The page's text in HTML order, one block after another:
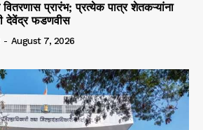
प्रारंभ; प्रत्येक पात्र शेतकऱ्यांना
देवेंद्र फडणवीस
- August 7, 2026